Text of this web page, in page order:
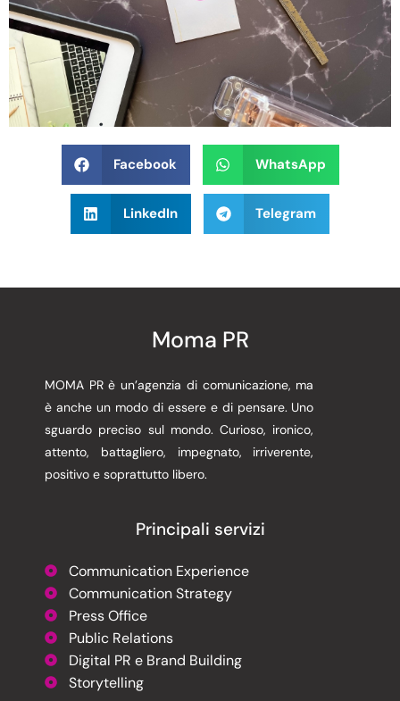
Facebook WhatsApp
LinkedIn Telegram
Moma PR
MOMA PR è un’agenzia di comunicazione, ma
è anche un modo di essere e di pensare. Uno
sguardo preciso sul mondo. Curioso, ironico,
attento, battagliero, impegnato, irriverente,
positivo e soprattutto libero.
Principali servizi
Communication Experience
Communication Strategy
Press Office
Public Relations
Digital PR e Brand Building
Storytelling